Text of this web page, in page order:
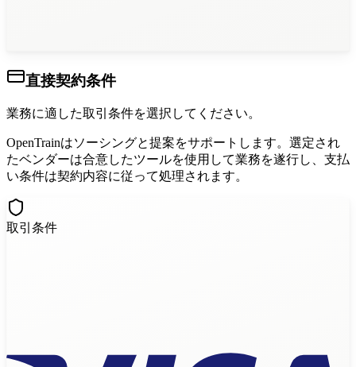
直接契約条件
業務に適した取引条件を選択してください。
OpenTrainはソーシングと提案をサポートします。選定され
たベンダーは合意したツールを使用して業務を遂行し、支払
い条件は契約内容に従って処理されます。
取引条件